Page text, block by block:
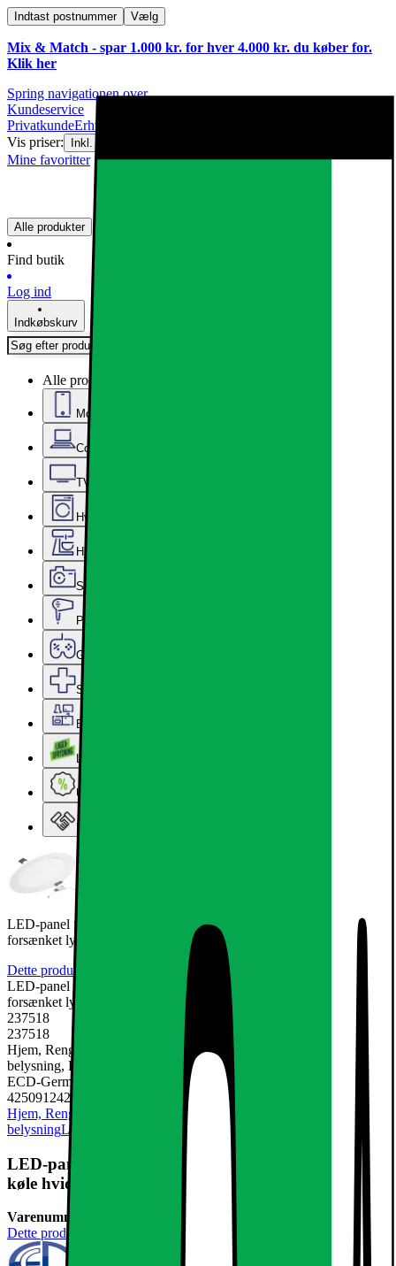
Indtast postnummer Vælg
Mix & Match - spar 1.000 kr. for hver 4.000 kr. du køber for.
Klik her
Spring navigationen over
Kundeservice
PrivatkundeErhvervskunde
Vis priser:
Inkl. moms
Mine favoritter
Alle produkter
Find butik
Log ind
Indkøbskurv
Alle produkter
Mobil, Tablet & Smartwatch
Computer & Kontor
TV, Lyd & Smart Home
Hvidevarer
Hjem, Rengøring & Køkkenudstyr
Sport, Fritid & Hobby
Personlig pleje, Skønhed & Velvære
Gaming
Services & tilbehør
Epoq køkken & bryggers
Lageroprydning
Ugens tilbud - og andre gode priser
Elgiganten Erhverv
LED-panel forsænket lampen lampe runde lys 12W køle hvid
forsænket lys
Dette produkt er endnu ikke blevet bedømt.
LED-panel forsænket lampen lampe runde lys 12W køle hvid
forsænket lys
237518
237518
Hjem, Rengøring & Køkkenudstyr, El & belysning, Lamper &
belysning, LED-pære & elpære
ECD-Germany
4250912422773
Hjem, Rengøring & Køkkenudstyr
El & belysning
belysningLED-pære & elpære
LED-panel forsænket lampen lampe runde lys 12W
køle hvid forsænket lys
Varenummer:
Dette produkt er endnu ikke blevet bedømt.